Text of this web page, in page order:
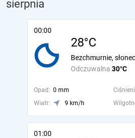
sierpnia
00:00
28°C
Odczuwalna 30°C
Bezchmurnie,
Opad: 0 mm
Wiatr:
9 km/h
01:00